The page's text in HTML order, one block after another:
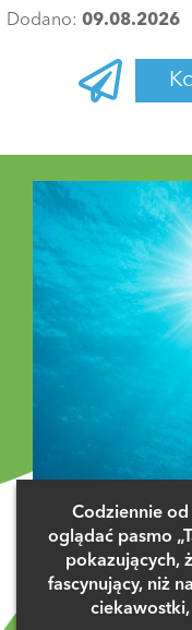
Dodano: 09.08.2026
Codziennie
oglądać pasmo
pokazujących,
fascynujący, niż
ciekawostki,